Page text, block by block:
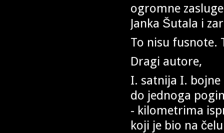
ogromne
Janka Šutala i
To nisu fusnote.
Dragi autore,
I. satnija I. bojne
do jednoga
- kilometrima
koji je bio na